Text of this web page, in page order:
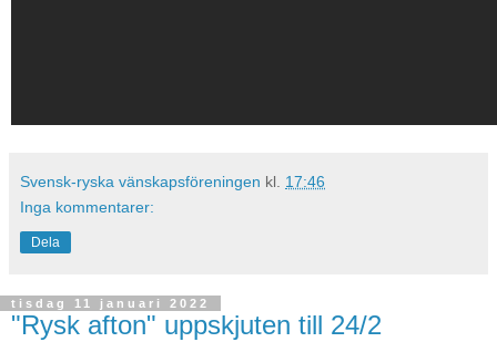
Svensk-ryska vänskapsföreningen kl. 17:46
Inga kommentarer:
Dela
tisdag 11 januari 2022
"Rysk afton" uppskjuten till 24/2